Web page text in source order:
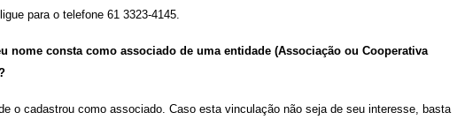
para o telefone 61 3323-4145.
nome consta como associado de uma entidade (Associação ou Cooperativa
o cadastrou como associado. Caso esta vinculação não seja de seu interesse, basta